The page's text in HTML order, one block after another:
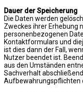
Dauer der Speicherung
Die Daten werden
Zweckes ihrer Erhebung
personenbezogenen
Kontaktformulars und
ist dies dann der Fall,
Nutzer beendet ist.
aus den Umständen
Sachverhalt
Aufbewahrungspflichten